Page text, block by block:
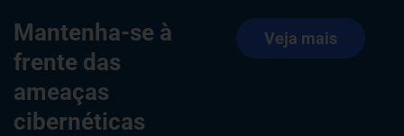
Mantenha-se à
frente das
ameaças
cibernéticas
Veja mais